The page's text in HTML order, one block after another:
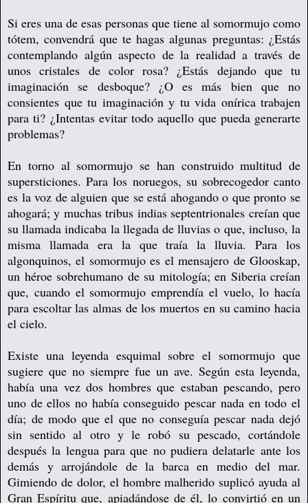
Si eres una de esas personas que tiene al somormujo como
tótem, convendrá que te hagas algunas preguntas: ¿Estás
contemplando algún aspecto de la realidad a través de
unos cristales de color rosa? ¿Estás dejando que tu
imaginación se desboque? ¿O es más bien que no
consientes que tu imaginación y tu vida onírica trabajen
para ti? ¿Intentas evitar todo aquello que pueda generarte
problemas?
En torno al somormujo se han construido multitud de
supersticiones. Para los noruegos, su sobrecogedor canto
es la voz de alguien que se está ahogando o que pronto se
ahogará; y muchas tribus indias septentrionales creían que
su llamada indicaba la llegada de lluvias o que, incluso, la
misma llamada era la que traía la lluvia. Para los
algonquinos, el somormujo es el mensajero de Glooskap,
un héroe sobrehumano de su mitología; en Siberia creían
que, cuando el somormujo emprendía el vuelo, lo hacía
para escoltar las almas de los muertos en su camino hacia
el cielo.
Existe una leyenda esquimal sobre el somormujo que
sugiere que no siempre fue un ave. Según esta leyenda,
había una vez dos hombres que estaban pescando, pero
uno de ellos no había conseguido pescar nada en todo el
día; de modo que el que no conseguía pescar nada dejó
sin sentido al otro y le robó su pescado, cortándole
después la lengua para que no pudiera delatarle ante los
demás y arrojándole de la barca en medio del mar.
Gimiendo de dolor, el hombre malherido suplicó ayuda al
Gran Espíritu que, apiadándose de él, lo convirtió en un